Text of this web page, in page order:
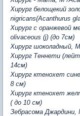
Хирург белощекий
nigricans(Acanthurus
Хирург с оранжевой
olivaceous (j) (до 7см)
Хирург шоколадный,
Хирург Теннети
14см)
Хирург ктенохет
8 см)
Хирург ктенохет
( до 10 см)
Зебрасома Джардини,